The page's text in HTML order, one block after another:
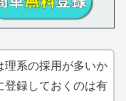
系の採用が多いか
登録しておくのは有